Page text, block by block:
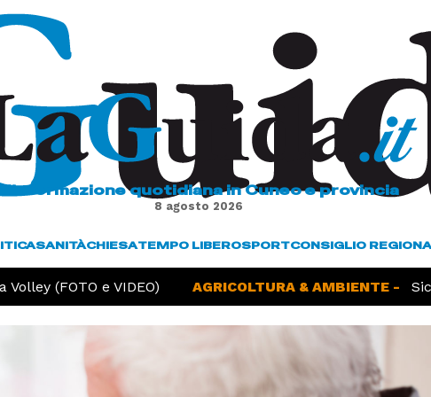
L'informazione quotidiana in Cuneo e provincia
8 agosto 2026
SANITÀCHIESATEMPO LIBEROSPORTCONSIGLIO
(FOTO e VIDEO) AGRICOLTURA & AMBIENTE -